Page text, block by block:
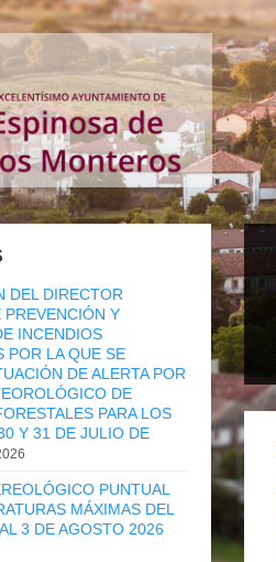
DEL DIRECTOR
PREVENCIÓN Y
INCENDIOS
POR LA QUE SE
DE ALERTA POR
DE
PARA LOS
Y 31 DE JULIO DE
PUNTUAL
MÁXIMAS DEL
3 DE AGOSTO 2026